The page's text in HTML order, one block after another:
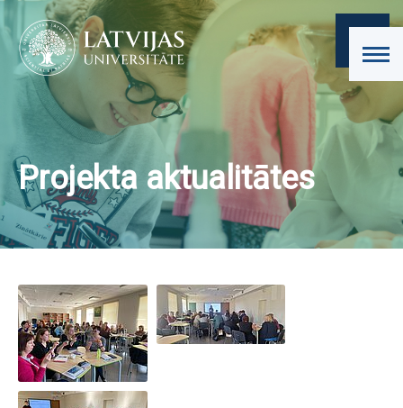
Projekta aktualitātes